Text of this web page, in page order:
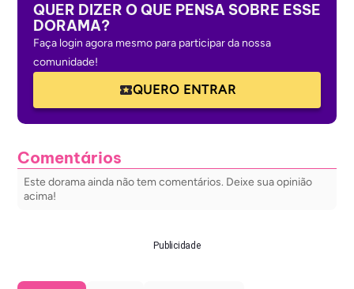
QUER DIZER O QUE PENSA SOBRE ESSE
DORAMA?
Faça login agora mesmo para participar da nossa
comunidade!
QUERO ENTRAR
Comentários
Este dorama ainda não tem comentários. Deixe sua opinião
acima!
Publicidade